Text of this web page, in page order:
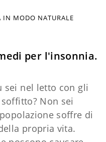
IN MODO NATURALE
per l'insonnia.
sei nel letto con gli
Non sei
soffre di
propria vita.